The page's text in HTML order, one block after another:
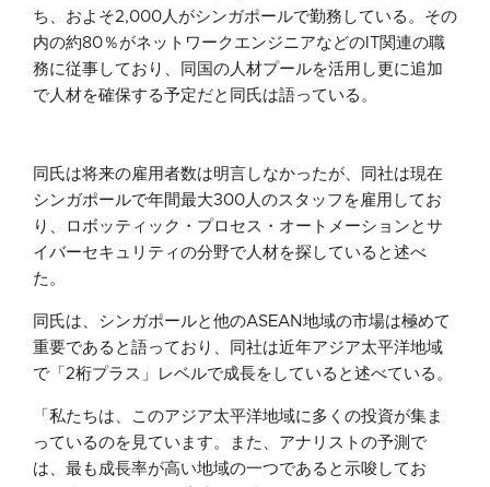
ち、およそ2,000人がシンガポールで勤務している。その
内の約80％がネットワークエンジニアなどのIT関連の職
務に従事しており、同国の人材プールを活用し更に追加
で人材を確保する予定だと同氏は語っている。
同氏は将来の雇用者数は明言しなかったが、同社は現在
シンガポールで年間最大300人のスタッフを雇用してお
り、ロボッティック・プロセス・オートメーションとサ
イバーセキュリティの分野で人材を探していると述べ
た。
同氏は、シンガポールと他のASEAN地域の市場は極めて
重要であると語っており、同社は近年アジア太平洋地域
で「2桁プラス」レベルで成長をしていると述べている。
「私たちは、このアジア太平洋地域に多くの投資が集ま
っているのを見ています。また、アナリストの予測で
は、最も成長率が高い地域の一つであると示唆してお